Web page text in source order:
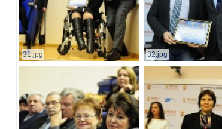
31.jpg 32.jpg